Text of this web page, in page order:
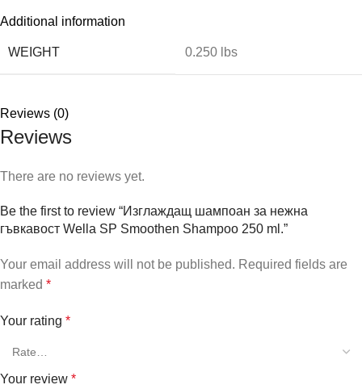
Additional information
WEIGHT 0.250 lbs
Reviews (0)
Reviews
There are no reviews yet.
Be the first to review “Изглаждащ шампоан за нежна
гъвкавост Wella SP Smoothen Shampoo 250 ml.”
Your email address will not be published. Required fields are
marked *
Your rating *
Your review *